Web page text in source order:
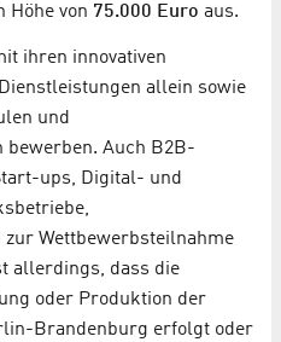
Höhe von 75.000 Euro aus.
ihren innovativen
allein sowie
und
Auch B2B-
ups, Digital- und
Wettbewerbsteilnahme
allerdings, dass die
oder Produktion der
Brandenburg erfolgt oder